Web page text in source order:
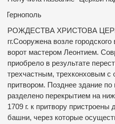
РОЖДЕСТВА ХРИСТОВА
гг.Сооружена возле
ворот мастером Леонтием.
приобрело в результате
трехчастным, трехконховым с
притвором. Позднее здание
разделено перекрытием на
1709 г. к притвору
башни, через которые